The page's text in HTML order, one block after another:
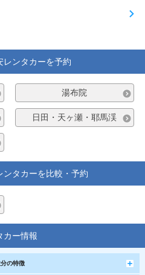
レンタカーを予約
湯布院
日田・天ヶ瀬・耶馬渓
ンタカーを比較・予約
カー情報
の特徴